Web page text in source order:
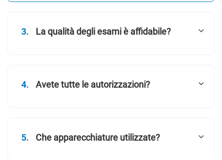
3. La qualità degli esami è affidabile?
4. Avete tutte le autorizzazioni?
5. Che apparecchiature utilizzate?